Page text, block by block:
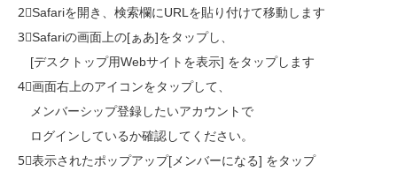
2⃣Safariを開き、検索欄にURLを貼り付けて移動します
3⃣Safariの画面上の[ぁあ]をタップし、
[デスクトップ用Webサイトを表示] をタップします
4⃣画面右上のアイコンをタップして、
メンバーシップ登録したいアカウントで
ログインしているか確認してください。
5⃣表示されたポップアップ[メンバーになる] をタップ